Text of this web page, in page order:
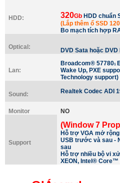
HDD: 320Gb HDD chuẩn
(Lắp thêm ổ SSD
Bo mạch tích hợp
Optical: DVD Sata hoặc DVD
Lan:
Broadcom® 577801
Wake Up, PXE
Technology support)
Sound: Realtek Codec ADI
Monitor NO
Support
(Window 7
Hỗ trợ VGA mở
USB trước và sau -
sau
Hỗ trợ nhiều bộ vi
XEON, Intel®